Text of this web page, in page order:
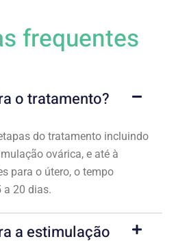
frequentes
o tratamento?
do tratamento incluindo
ovárica, e até à
para o útero, o tempo
a 20 dias.
a estimulação